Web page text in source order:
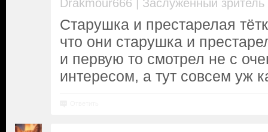
Drakmour666 Заслуженный зритель
Старушка и престарелая
что они старушка и
и первую то смотрел не с
интересом, а тут совсем уж